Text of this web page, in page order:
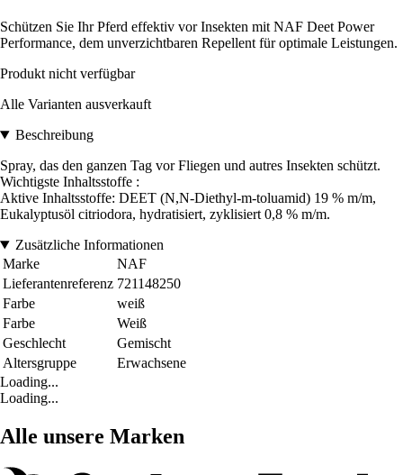
Schützen Sie Ihr Pferd effektiv vor Insekten mit NAF Deet Power
Performance, dem unverzichtbaren Repellent für optimale Leistungen.
Produkt nicht verfügbar
Alle Varianten ausverkauft
Beschreibung
Spray, das den ganzen Tag vor Fliegen und autres Insekten schützt.
Wichtigste Inhaltsstoffe :
Aktive Inhaltsstoffe: DEET (N,N-Diethyl-m-toluamid) 19 % m/m,
Eukalyptusöl citriodora, hydratisiert, zyklisiert 0,8 % m/m.
Zusätzliche Informationen
Marke
NAF
Lieferantenreferenz 721148250
Farbe
weiß
Farbe
Weiß
Geschlecht
Gemischt
Altersgruppe
Erwachsene
Loading...
Loading...
Alle unsere Marken